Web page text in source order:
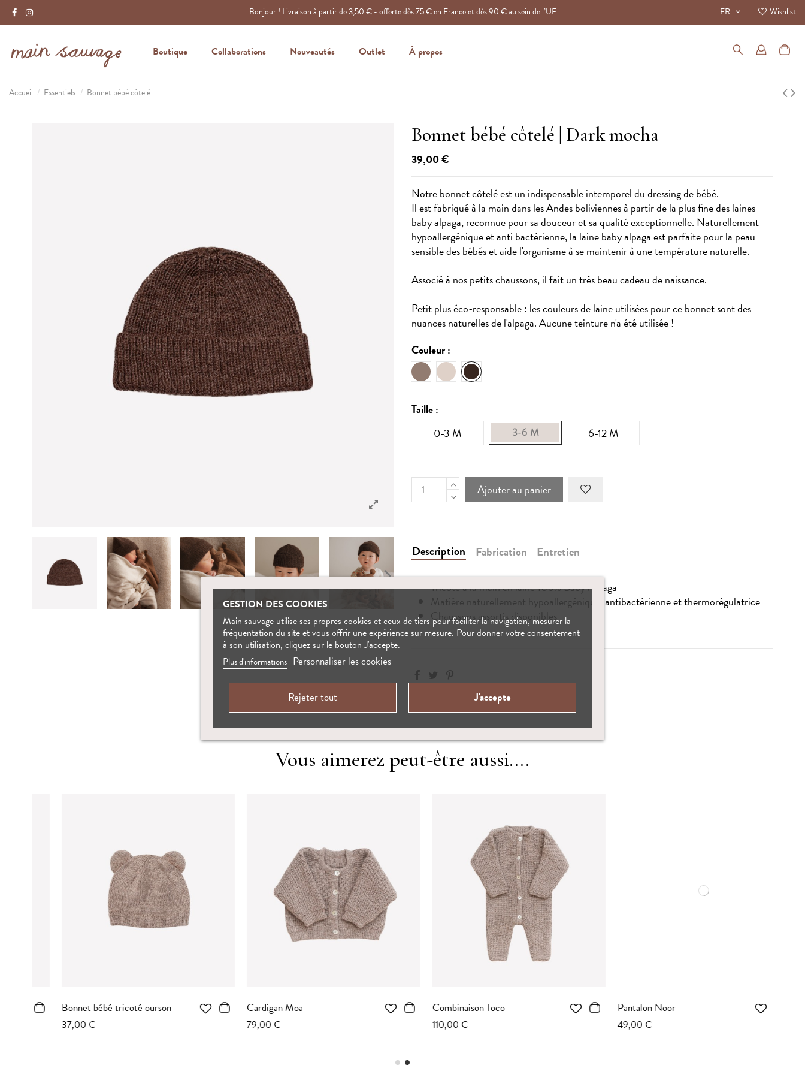
Bonjour ! Livraison à partir de 3,50 € - offerte dès 75 € en France et dès 90 € au sein de l’UE FR Wishlist
Boutique Collaborations Nouveautés Outlet À propos
Accueil Essentiels Bonnet bébé côtelé
Bonnet bébé côtelé | Dark mocha
39,00 €
Notre bonnet côtelé est un indispensable intemporel du dressing de bébé.
Il est fabriqué à la main dans les Andes boliviennes à partir de la plus fine des laines
baby alpaga, reconnue pour sa douceur et sa qualité exceptionnelle. Naturellement
hypoallergénique et anti bactérienne, la laine baby alpaga est parfaite pour la peau
sensible des bébés et aide l'organisme à se maintenir à une température naturelle.
Associé à nos petits chaussons, il fait un très beau cadeau de naissance.
Petit plus éco-responsable : les couleurs de laine utilisées pour ce bonnet sont des
nuances naturelles de l'alpaga. Aucune teinture n'a été utilisée !
Couleur :
Oat
Ecru Dark mocha
Taille :
0-3 M
3-6 M 6-12 M
Ajouter au panier
Description Fabrication Entretien
Tricoté à la main en laine 100% Baby Alpaga
Matière naturellement hypoallergénique, antibactérienne et thermorégulatrice
Chaussons assortis disponibles
Vous aimerez peut-être aussi....
Bonnet bébé tricoté ourson
37,00 €
Cardigan Moa
79,00 €
Combinaison Toco
110,00 €
Pantalon Noor
49,00 €
GESTION DES COOKIES
Main sauvage utilise ses propres cookies et ceux de tiers pour faciliter la navigation, mesurer la
fréquentation du site et vous offrir une expérience sur mesure. Pour donner votre consentement
à son utilisation, cliquez sur le bouton J'accepte.
Plus d'informations Personnaliser les cookies
Rejeter tout J'accepte